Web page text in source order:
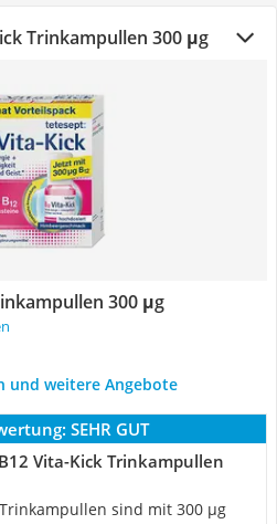
Trinkampullen 300 μg
300 μg
und weitere Angebote
SEHR GUT
Vita-Kick Trinkampullen
sind mit 300 µg